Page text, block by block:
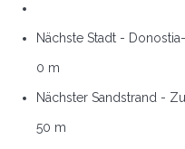
Nächste Stadt -
0 m
Nächster Sandstrand -
50 m